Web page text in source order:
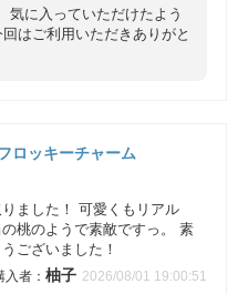
気に入っていただけたよう
はご利用いただきありがと
ロッキーチャーム
ました！ 可愛くもリアル
桃のようで素敵ですっ。 素
ございました！
柚子 2026/08/01 19:00:51